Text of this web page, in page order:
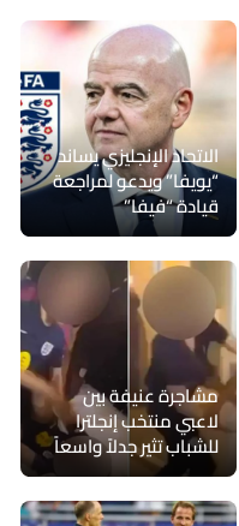
الاتحاد الإنجليزي يساند
“يويفا” ويدعو لمراجعة
قيادة “فيفا”
مشاجرة عنيفة بين
لاعبي منتخب إنجلترا
للشباب تثير جدلاً واسعاً